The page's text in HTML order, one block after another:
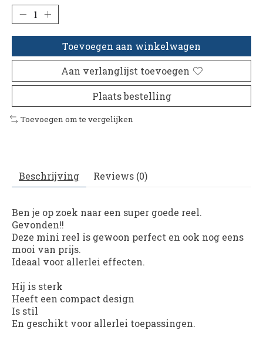
Toevoegen aan winkelwagen
Aan verlanglijst toevoegen
Plaats bestelling
Toevoegen om te vergelijken
Beschrijving Reviews (0)
Ben je op zoek naar een super goede reel.
Gevonden!!
Deze mini reel is gewoon perfect en ook nog eens
mooi van prijs.
Ideaal voor allerlei effecten.
Hij is sterk
Heeft een compact design
Is stil
En geschikt voor allerlei toepassingen.